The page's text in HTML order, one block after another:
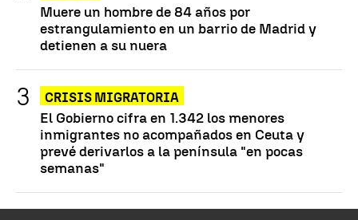
Muere un hombre de 84 años por
estrangulamiento en un barrio de Madrid y
detienen a su nuera
CRISIS MIGRATORIA
El Gobierno cifra en 1.342 los menores
inmigrantes no acompañados en Ceuta y
prevé derivarlos a la península "en pocas
semanas"